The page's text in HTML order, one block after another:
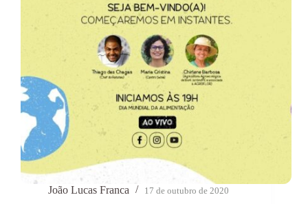
João Lucas Franca 17 de outubro de 2020